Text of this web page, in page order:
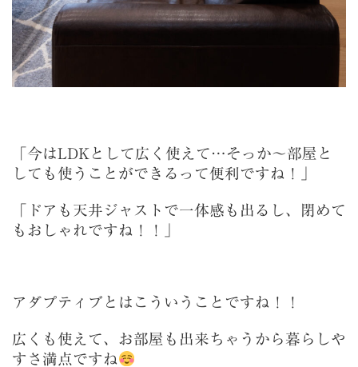
「今はLDKとして広く使えて…そっか～部屋と
しても使うことができるって便利ですね！」
「ドアも天井ジャストで一体感も出るし、閉めて
もおしゃれですね！！」
アダプティブとはこういうことですね！！
広くも使えて、お部屋も出来ちゃうから暮らしや
すさ満点ですね